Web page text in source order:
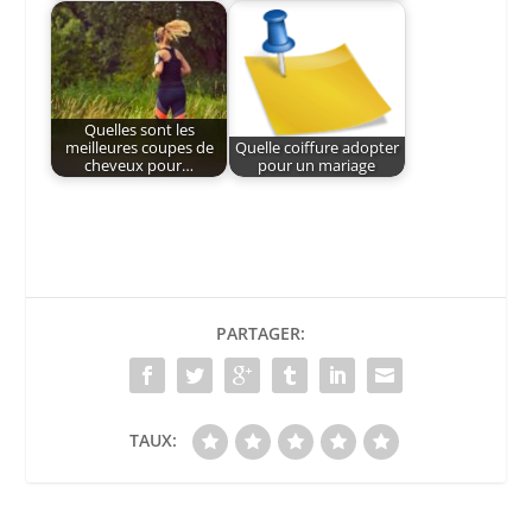
Quelles sont les
meilleures coupes de
cheveux pour…
Quelle coiffure adopter
pour un mariage
PARTAGER:
TAUX: